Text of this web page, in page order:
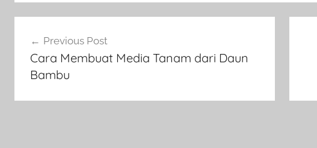
pos Previous Post
Cara Membuat Media Tanam dari Daun
Bambu